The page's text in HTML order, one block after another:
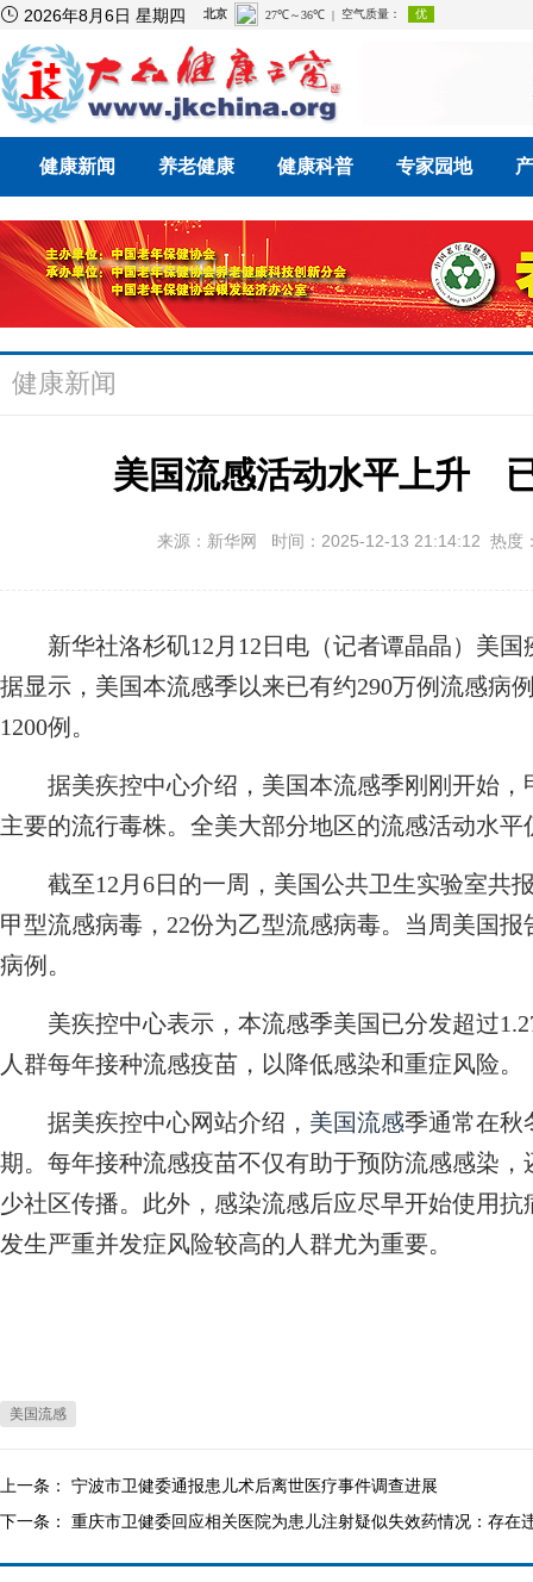
 2026年8月6日 星期四
健康新闻 养老健康 健康科普 专家园地
健康新闻
美国流感活动水平上升
来源：新华网 时间：2025-12-13 21:14:12 热度
新华社洛杉矶12月12日电（记者谭晶晶）美国
据显示，美国本流感季以来已有约290万例流感病
1200例。
据美疾控中心介绍，美国本流感季刚刚开始，
主要的流行毒株。全美大部分地区的流感活动水平
截至12月6日的一周，美国公共卫生实验室共报
甲型流感病毒，22份为乙型流感病毒。当周美国
病例。
美疾控中心表示，本流感季美国已分发超过
人群每年接种流感疫苗，以降低感染和重症风险。
据美疾控中心网站介绍， 美国流感季通常在秋
期。每年接种流感疫苗不仅有助于预防流感感染
少社区传播。此外，感染流感后应尽早开始使用
发生严重并发症风险较高的人群尤为重要。
美国流感
上一条： 宁波市卫健委通报患儿术后离世医疗事件调查进展
下一条： 重庆市卫健委回应相关医院为患儿注射疑似失效药情况：存在